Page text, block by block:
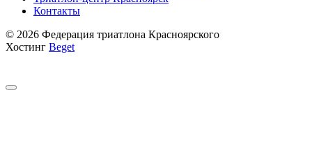
Контакты
© 2026 Федерация триатлона Красноярского
Хостинг Beget